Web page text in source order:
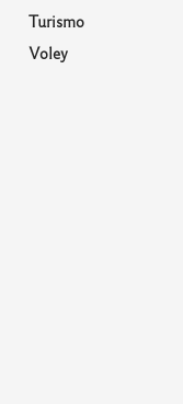
Turismo
Voley